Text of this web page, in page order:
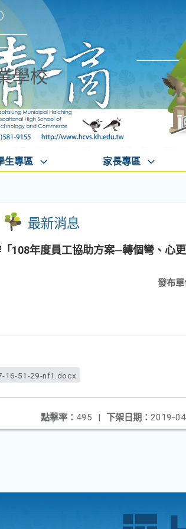
學校
生專區 家長專區
最新消息
108年度員工協助方案─轉個彎、心
發布
16-51-29-nf1.docx
下架日期： 2019-
點擊率： 495 |